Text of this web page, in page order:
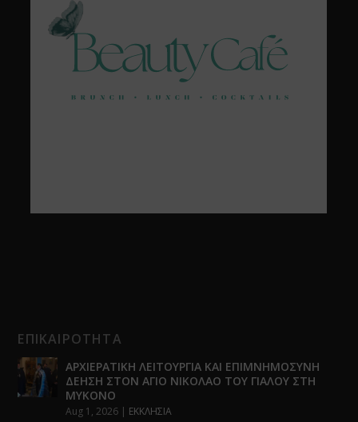
ΕΠΙΚΑΙΡΟΤΗΤΑ
ΑΡΧΙΕΡΑΤΙΚΗ ΛΕΙΤΟΥΡΓΙΑ ΚΑΙ ΕΠΙΜΝΗΜΟΣΥΝΗ
ΔΕΗΣΗ ΣΤΟΝ ΑΓΙΟ ΝΙΚΟΛΑΟ ΤΟΥ ΓΙΑΛΟΥ ΣΤΗ
ΜΥΚΟΝΟ
Aug 1, 2026 | ΕΚΚΛΗΣΙΑ